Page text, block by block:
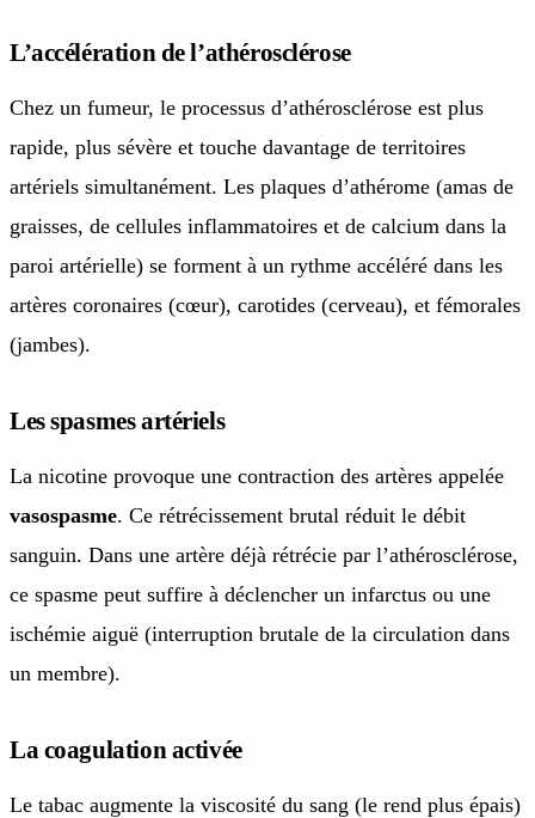
L’accélération de l’athérosclérose
Chez un fumeur, le processus d’athérosclérose est plus
rapide, plus sévère et touche davantage de territoires
artériels simultanément. Les plaques d’athérome (amas de
graisses, de cellules inflammatoires et de calcium dans la
paroi artérielle) se forment à un rythme accéléré dans les
artères coronaires (cœur), carotides (cerveau), et fémorales
(jambes).
Les spasmes artériels
La nicotine provoque une contraction des artères appelée
vasospasme. Ce rétrécissement brutal réduit le débit
sanguin. Dans une artère déjà rétrécie par l’athérosclérose,
ce spasme peut suffire à déclencher un infarctus ou une
ischémie aiguë (interruption brutale de la circulation dans
un membre).
La coagulation activée
Le tabac augmente la viscosité du sang (le rend plus épais)